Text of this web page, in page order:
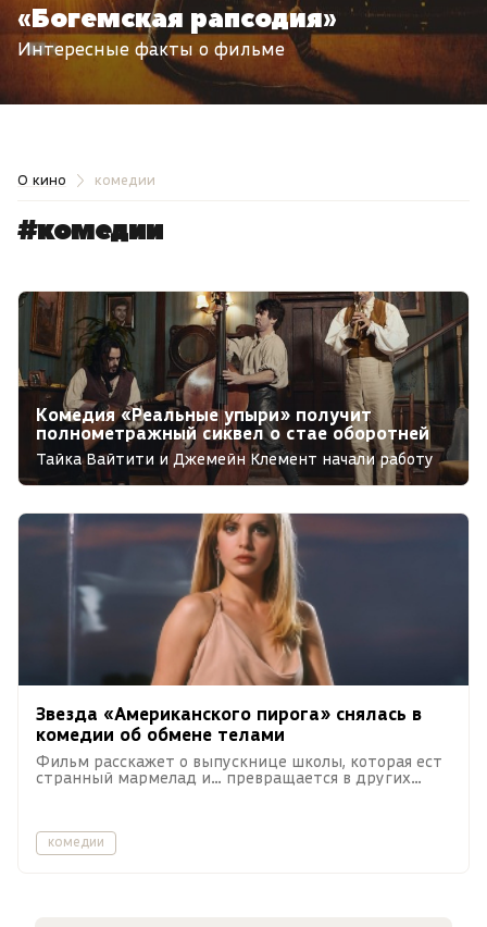
«Богемская рапсодия»
Интересные факты о фильме
О кино комедии
#комедии
Комедия «Реальные упыри» получит
полнометражный сиквел о стае оборотней
Тайка Вайтити и Джемейн Клемент начали работу
над продолжением «Реальных упырей».
Звезда «Американского пирога» снялась в
комедии об обмене телами
Фильм расскажет о выпускнице школы, которая ест
странный мармелад и… превращается в других
комедии